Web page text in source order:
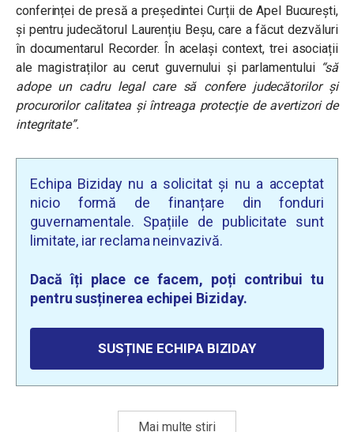
conferinței de presă a președintei Curții de Apel București,
și pentru judecătorul Laurențiu Beșu, care a făcut dezvăluri
în documentarul Recorder. În același context, trei asociații
ale magistraților au cerut guvernului și parlamentului “să
adope un cadru legal care să confere judecătorilor şi
procurorilor calitatea şi întreaga protecţie de avertizori de
integritate”.
Echipa Biziday nu a solicitat și nu a acceptat
nicio formă de finanțare din fonduri
guvernamentale. Spațiile de publicitate sunt
limitate, iar reclama neinvazivă.
Dacă îți place ce facem, poți contribui tu
pentru susținerea echipei Biziday.
SUSȚINE ECHIPA BIZIDAY
Mai multe știri